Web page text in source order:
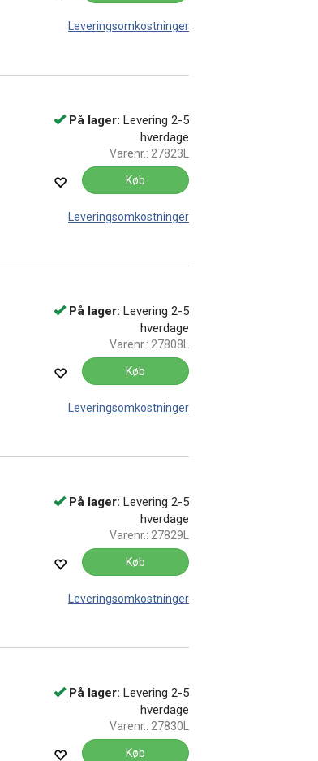
Leveringsomkostninger
På lager: Levering 2-5
hverdage
Varenr.: 27823L
Køb
Leveringsomkostninger
På lager: Levering 2-5
hverdage
Varenr.: 27808L
Køb
Leveringsomkostninger
På lager: Levering 2-5
hverdage
Varenr.: 27829L
Køb
Leveringsomkostninger
På lager: Levering 2-5
hverdage
Varenr.: 27830L
Køb